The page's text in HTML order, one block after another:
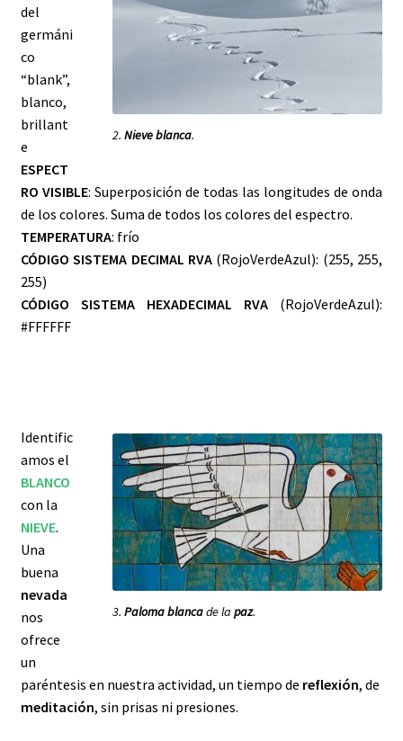
CONTACTO
MI CUENTA
CÓMO COMPRAR
2.Nieve blanca.
del
germáni
co
“blank”,
blanco,
brillant
e
ESPECT
RO VISIBLE: Superposición de todas las longitudes de onda
de los colores. Suma de todos los colores del espectro.
TEMPERATURA: frío
CÓDIGO SISTEMA DECIMAL RVA (RojoVerdeAzul): (255, 255,
255)
CÓDIGO SISTEMA HEXADECIMAL RVA (RojoVerdeAzul):
#FFFFFF
3.Paloma blancade lapaz.
Identific
amos el
BLANCO
con la
NIEVE.
Una
buena
nevada
nos
ofrece
un
paréntesis en nuestra actividad, un tiempo de reflexión, de
meditación, sin prisas ni presiones.